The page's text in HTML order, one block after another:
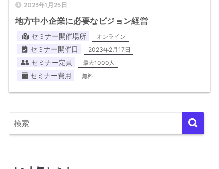
2023年1月25日
地方中小企業に必要なビジョン経営
セミナー開催場所 オンライン
セミナー開催日 2023年2月17日
セミナー定員 最大1000人
セミナー費用 無料